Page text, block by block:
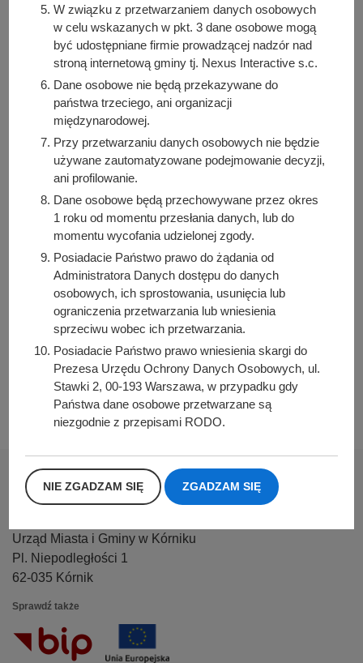
mieszkańcom – szczególnie najmłodszym – aktywne
spędzanie czasu wolnego oraz stworzyła miejsce
sprzyjające integracji i aktywizacji społecznej.
Wartość zadania: 272 607,69 zł
Wartość dofinansowania: 70 000,00 zł
Środki własne: 202 607,69 zł
Podziel się z innymi:
Facebook
E-mail
Urząd Miasta i Gminy w Kórniku
Pl. Niepodległości 1
62-035 Kórnik
Sprawdź także
W związku z przetwarzaniem danych osobowych
w celu wskazanych w pkt. 3 dane osobowe mogą
być udostępniane firmie prowadzącej nadzór nad
stroną internetową gminy tj. Nexus Interactive s.c.
Dane osobowe nie będą przekazywane do
państwa trzeciego, ani organizacji
międzynarodowej.
Przy przetwarzaniu danych osobowych nie będzie
używane zautomatyzowane podejmowanie decyzji,
ani profilowanie.
Dane osobowe będą przechowywane przez okres
1 roku od momentu przesłania danych, lub do
momentu wycofania udzielonej zgody.
Posiadacie Państwo prawo do żądania od
Administratora Danych dostępu do danych
osobowych, ich sprostowania, usunięcia lub
ograniczenia przetwarzania lub wniesienia
sprzeciwu wobec ich przetwarzania.
Posiadacie Państwo prawo wniesienia skargi do
Prezesa Urzędu Ochrony Danych Osobowych, ul.
Stawki 2, 00-193 Warszawa, w przypadku gdy
Państwa dane osobowe przetwarzane są
niezgodnie z przepisami RODO.
NIE ZGADZAM SIĘ ZGADZAM SIĘ